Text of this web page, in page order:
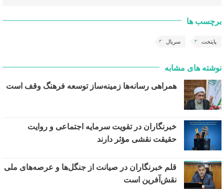
برچسب ها
پایتخت سریال
نوشته های مشابه
همراهی رسانه‌ها زمینه‌ساز توسعه فرهنگ وقف است
خبرنگاران در تقویت سرمایه اجتماعی و روایت
حقیقت نقشی مؤثر دارند
قلم خبرنگاران در صیانت از جنگل‌ها و عرصه‌های ملی
نقش‌آفرین است